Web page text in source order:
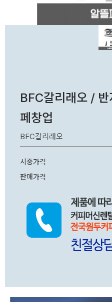
BFC갈리래오 /
페창업
BFC갈리래오
시중가격
판매가격